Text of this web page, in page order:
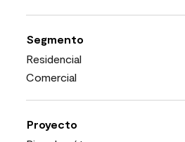
Segmento
Residencial
Comercial
Proyecto